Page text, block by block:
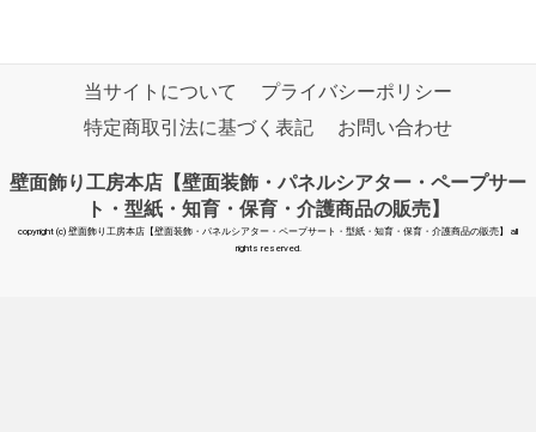
当サイトについて
プライバシーポリシー
特定商取引法に基づく表記
お問い合わせ
壁面飾り工房本店【壁面装飾・パネルシアター・ペープサー
ト・型紙・知育・保育・介護商品の販売】
copyright (c) 壁面飾り工房本店【壁面装飾・パネルシアター・ペープサート・型紙・知育・保育・介護商品の販売】 all
rights reserved.